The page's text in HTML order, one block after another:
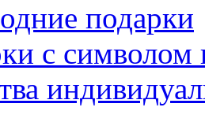
подарки
с символом